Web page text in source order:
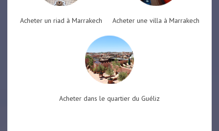
Acheter un riad à Marrakech Acheter une villa à Marrakech
Acheter dans le quartier du Guéliz